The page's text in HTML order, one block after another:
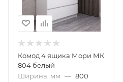
Комод 4 ящика Мори МК
804 белый
Ширина, мм — 800